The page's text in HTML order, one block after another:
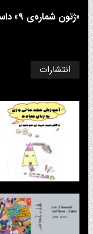
«ژتون شماره‌ی ۹» داستانی از هرمز دولتی‌جلیلیان
انتشارات